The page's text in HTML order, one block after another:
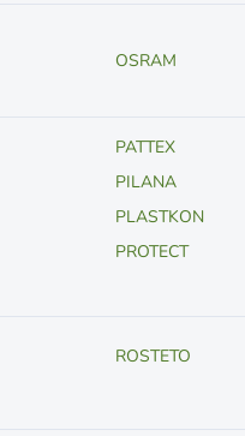
OSRAM
PATTEX
PILANA
PLASTKON
PROTECT
ROSTETO